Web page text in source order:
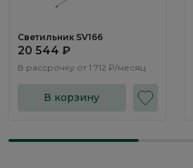
Светильник SV166
20 544 ₽
В рассрочку от 1 712 ₽/месяц
В корзину